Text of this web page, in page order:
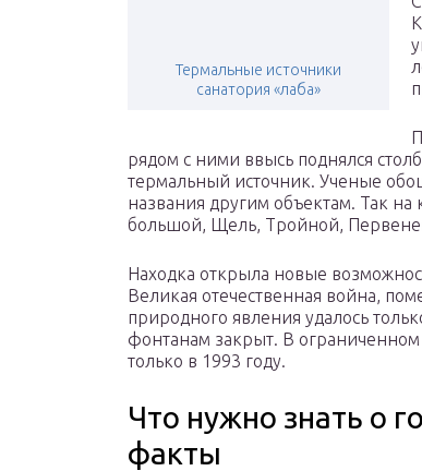
Термальные источники
санатория «лаба»
рядом с ними ввысь поднялся
термальный источник. Ученые
названия другим объектам. Так на
большой, Щель, Тройной,
Находка открыла новые
Великая отечественная война,
природного явления удалось
фонтанам закрыт. В
только в 1993 году.
Что нужно знать о
факты